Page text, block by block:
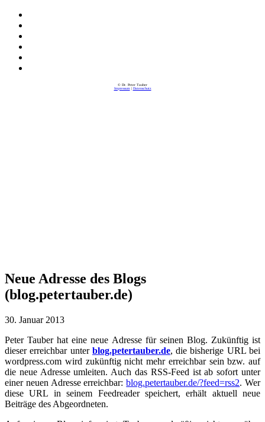
© Dr. Peter Tauber
Impressum| Datenschutz
Neue Adresse des Blogs
(blog.petertauber.de)
30. Januar 2013
Peter Tauber hat eine neue Adresse für seinen Blog. Zukünftig ist
dieser erreichbar unter blog.petertauber.de, die bisherige URL bei
wordpress.com wird zukünftig nicht mehr erreichbar sein bzw. auf
die neue Adresse umleiten. Auch das RSS-Feed ist ab sofort unter
einer neuen Adresse erreichbar:blog.petertauber.de/?feed=rss2. Wer
diese URL in seinem Feedreader speichert, erhält aktuell neue
Beiträge des Abgeordneten.